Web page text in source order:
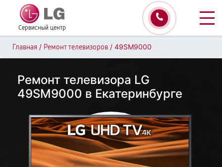
Сервисный центр
Главная / Ремонт телевизоров / 49SM9000
Ремонт телевизора LG
49SM9000 в Екатеринбурге